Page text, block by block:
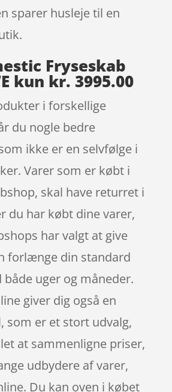
sparer husleje til en
Fryseskab
kun kr. 3995.00
i forskellige
du nogle bedre
ikke er en selvfølge i
Varer som er købt i
skal have returret i
du har købt dine varer,
har valgt at give
forlænge din standard
uger og måneder.
giver dig også en
som er et stort udvalg,
at sammenligne priser,
udbydere af varer,
Du kan oven i købet